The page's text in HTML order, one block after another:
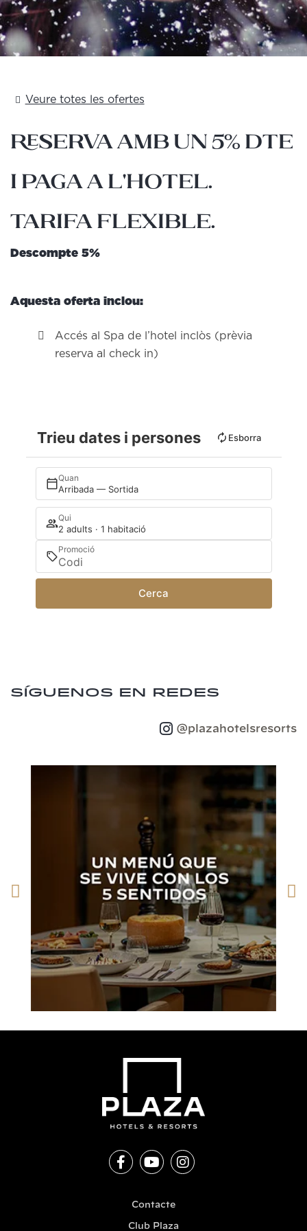
Veure totes les ofertes
Reserva amb un 5% dte
i paga a l'hotel.
Tarifa Flexible.
Descompte 5%
Aquesta oferta inclou:
Accés al Spa de l’hotel inclòs (prèvia
reserva al check in)
Trieu dates i persones Esborra
Quan
Arribada — Sortida
Qui
2 adults · 1 habitació
Promoció
Cerca
Síguenos en redes
@plazahotelsresorts
Contacte
Club Plaza